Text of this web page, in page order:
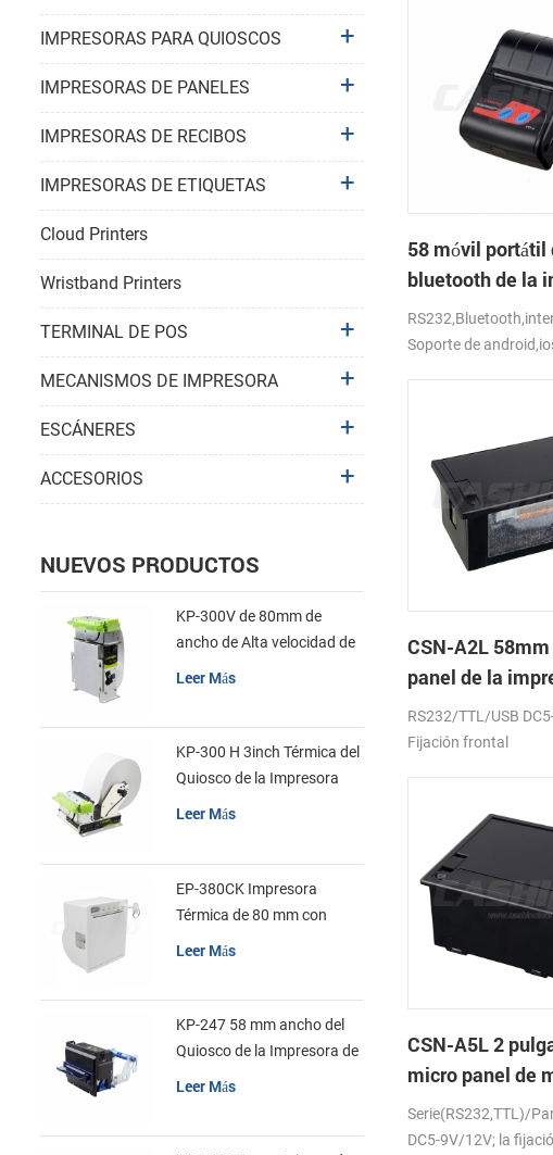
58 móvil portátil
bluetooth de la
térmica de PTP-
Soporte de
CSN-A2L
panel de la
térmica de
RS232/TTL/USB
Fijación frontal
CSN-A5L 2
micro panel de
la impresora
recibos
Serie(RS232,TTL)/
DC5-9V/12V; la
IMPRESORAS PARA QUIOSCOS
IMPRESORAS DE PANELES
IMPRESORAS DE RECIBOS
IMPRESORAS DE ETIQUETAS
Cloud Printers
Wristband Printers
TERMINAL DE POS
MECANISMOS DE IMPRESORA
ESCÁNERES
ACCESORIOS
NUEVOS PRODUCTOS
KP-300V de 80mm de
ancho de Alta velocidad de
la Impresora Térmica del
Leer Más
KP-300 H 3inch Térmica del
Quiosco de la Impresora
Módulo de
Leer Más
EP-380CK Impresora
Térmica de 80 mm con
Leer Más
KP-247 58 mm ancho del
Quiosco de la Impresora de
Leer Más